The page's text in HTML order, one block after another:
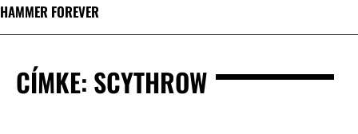
HAMMER FOREVER
CÍMKE: SCYTHROW